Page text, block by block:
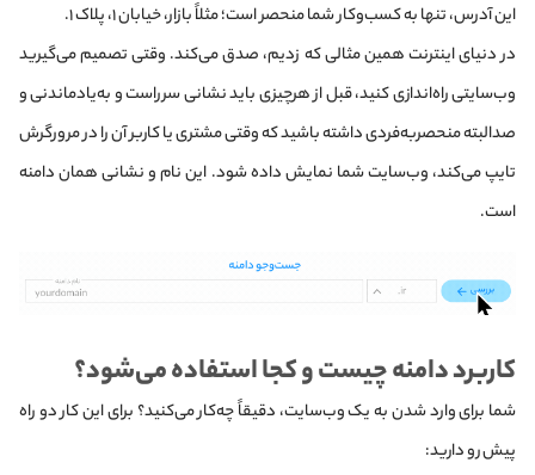
این آدرس، تنها به کسب‌وکار شما منحصر است؛ مثلاً بازار، خیابان ۱، پلاک ۱.
در دنیای اینترنت همین مثالی که زدیم، صدق می‌کند. وقتی تصمیم می‌گیرید
وب‌سایتی راه‌اندازی کنید، قبل از هرچیزی باید نشانی سر‌راست و به‌یادماندنی و
صدالبته منحصر‌به‌فردی داشته باشید که وقتی مشتری یا کاربر آن را در مرورگرش
تایپ می‌کند، وب‌سایت شما نمایش داده شود. این نام و نشانی همان دامنه
است.
کاربرد دامنه چیست و کجا استفاده می‌شود؟
شما برای وارد شدن به یک وب‌سایت، دقیقاً چه‌کار می‌کنید؟‌ برای این کار دو راه
پیش رو دارید: